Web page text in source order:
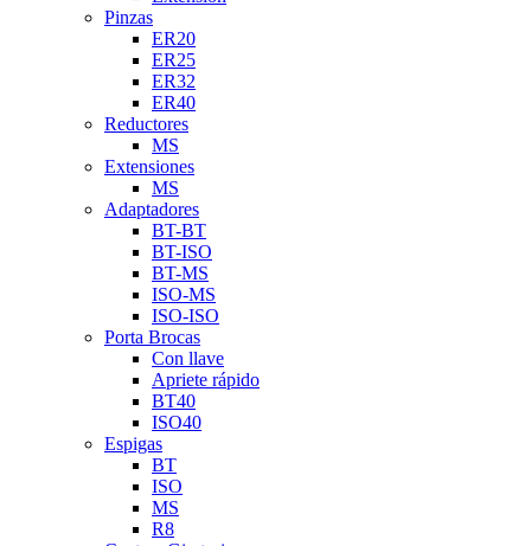
Pinzas
ER20
ER25
ER32
ER40
Reductores
MS
Extensiones
MS
Adaptadores
BT-BT
BT-ISO
BT-MS
ISO-MS
ISO-ISO
Porta Brocas
Con llave
Apriete rápido
BT40
ISO40
Espigas
BT
ISO
MS
R8